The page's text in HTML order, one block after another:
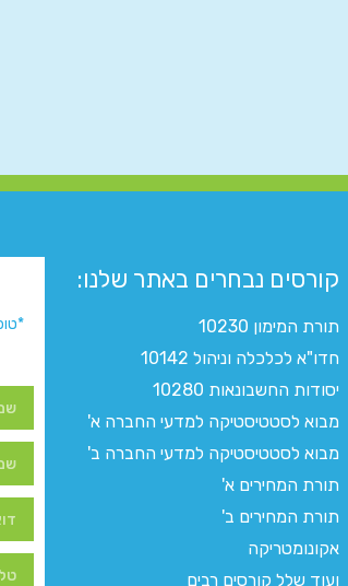
קורסים נבחרים באתר שלנו:​
תורת המימון 10230
חדו"א לכלכלה וניהול 10142
יסודות החשבונאות 10280
מבוא לסטטיסטיקה למדעי החברה א'
מבוא לסטטיסטיקה למדעי החברה ב'
תורת המחירים א'
תורת המחירים ב'
אקונומטריקה
ועוד שלל קורסים רבים